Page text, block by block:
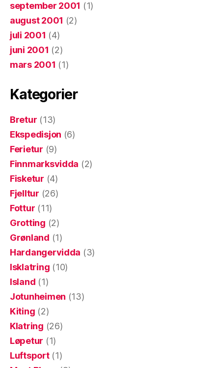
september 2001 (1)
august 2001 (2)
juli 2001 (4)
juni 2001 (2)
mars 2001 (1)
Kategorier
Bretur (13)
Ekspedisjon (6)
Ferietur (9)
Finnmarksvidda (2)
Fisketur (4)
Fjelltur (26)
Fottur (11)
Grotting (2)
Grønland (1)
Hardangervidda (3)
Isklatring (10)
Island (1)
Jotunheimen (13)
Kiting (2)
Klatring (26)
Løpetur (1)
Luftsport(1)